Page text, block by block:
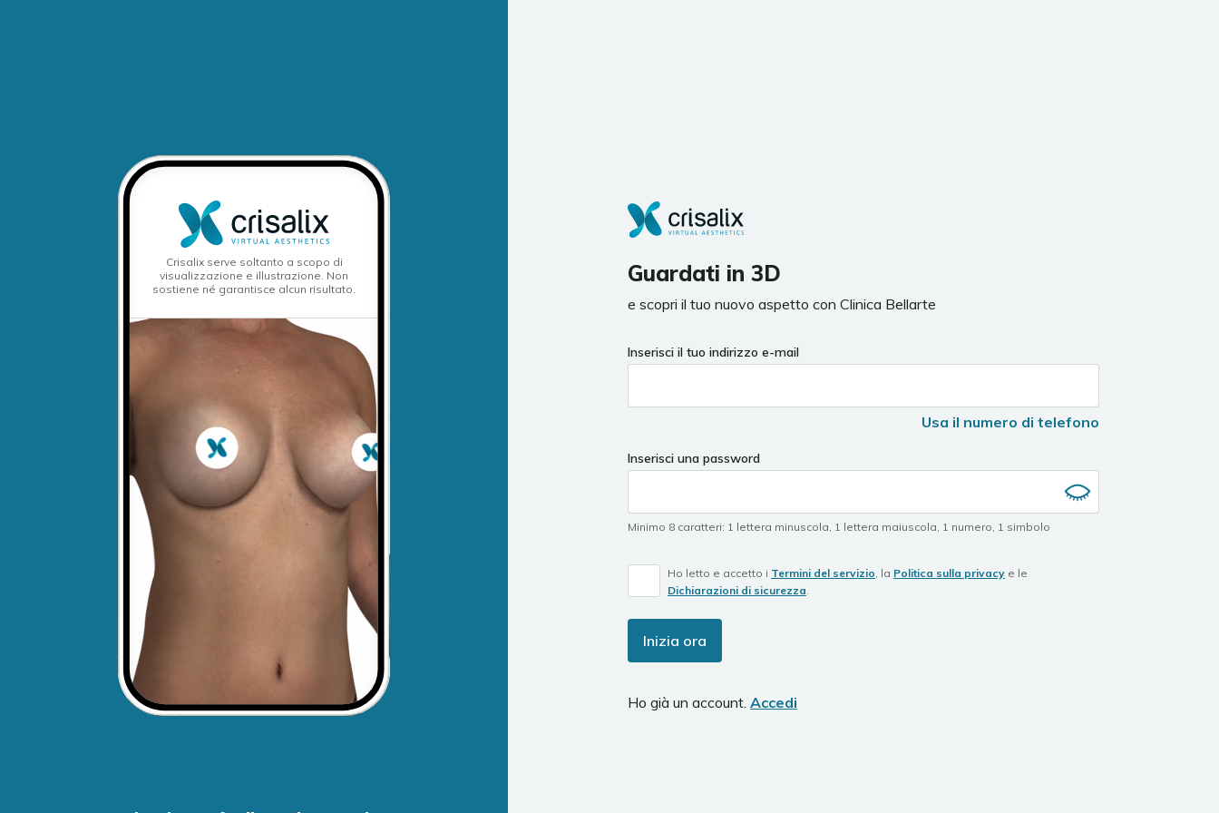
Crisalix serve soltanto a scopo di
visualizzazione e illustrazione. Non
sostiene né garantisce alcun risultato.
Guardati in 3D
e scopri il tuo nuovo aspetto con Clinica Bellarte
Inserisci il tuo indirizzo e-mail
Usa il numero di telefono
Inserisci una password
Minimo 8 caratteri: 1 lettera minuscola 1 lettera maiuscola 1 numero 1 simbolo
Ho letto e accetto i Termini del servizio , la Politica sulla privacy e le
Dichiarazioni di sicurezza
Inizia ora
Ho già un account. Accedi